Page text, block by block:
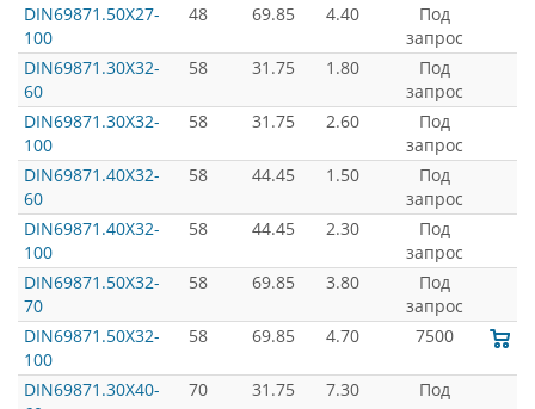
DIN69871.50X27-
100
48 69.85 4.40
Под
запрос
DIN69871.30X32-
60
58 31.75 1.80
Под
запрос
DIN69871.30X32-
100
58 31.75 2.60
Под
запрос
DIN69871.40X32-
60
58 44.45 1.50
Под
запрос
DIN69871.40X32-
100
58 44.45 2.30
Под
запрос
DIN69871.50X32-
70
58 69.85 3.80
Под
запрос
DIN69871.50X32-
100
58 69.85 4.70 7500
DIN69871.30X40-
70 31.75 7.30
Под